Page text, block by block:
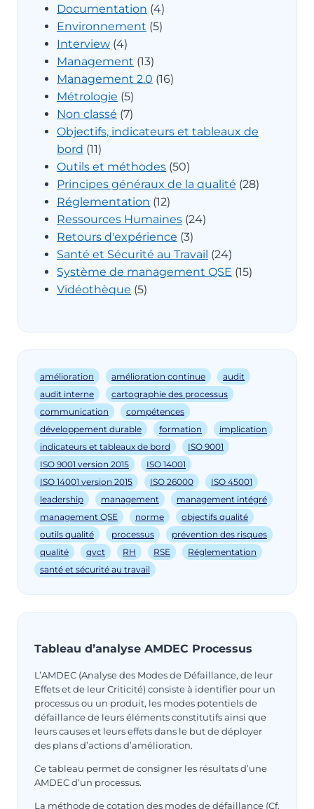
Documentation (4)
Environnement (5)
Interview (4)
Management (13)
Management 2.0 (16)
Métrologie (5)
Non classé (7)
Objectifs, indicateurs et tableaux de
bord (11)
Outils et méthodes (50)
Principes généraux de la qualité (28)
Réglementation (12)
Ressources Humaines (24)
Retours d'expérience (3)
Santé et Sécurité au Travail (24)
Système de management QSE (15)
Vidéothèque (5)
amélioration amélioration continue
audit
audit interne
cartographie des processus
communication
compétences
développement durable
formation
implication
indicateurs et tableaux de bord
ISO 9001
ISO 9001 version 2015
ISO 14001
ISO 14001 version 2015
ISO 26000
ISO 45001
leadership
management
management intégré
management QSE
norme
objectifs qualité
outils qualité
processus
prévention des risques
qualité
qvct RH RSE
Réglementation
santé et sécurité au travail
Tableau d’analyse AMDEC Processus
L’AMDEC (Analyse des Modes de Défaillance, de leur
Effets et de leur Criticité) consiste à identifier pour un
processus ou un produit, les modes potentiels de
défaillance de leurs éléments constitutifs ainsi que
leurs causes et leurs effets dans le but de déployer
des plans d’actions d’amélioration.
Ce tableau permet de consigner les résultats d’une
AMDEC d’un processus.
La méthode de cotation des modes de défaillance (Cf.